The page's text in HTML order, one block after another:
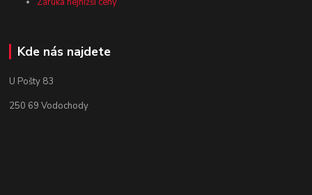
Kde nás najdete
U Pošty 83
250 69 Vodochody